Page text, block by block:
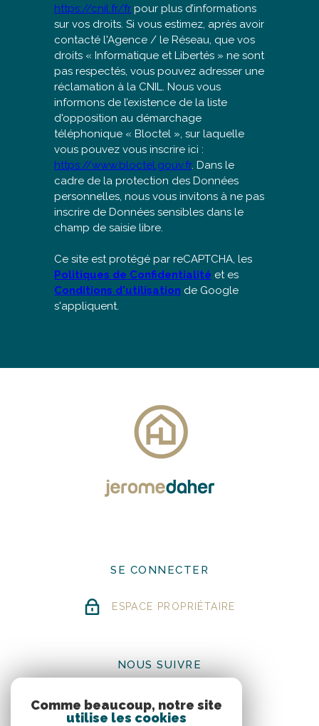
https://cnil.fr/fr pour plus d’informations
sur vos droits. Si vous estimez, après avoir
contacté l'Agence / le Réseau, que vos
droits « Informatique et Libertés » ne sont
pas respectés, vous pouvez adresser une
réclamation à la CNIL. Nous vous
informons de l’existence de la liste
d'opposition au démarchage
téléphonique « Bloctel », sur laquelle
vous pouvez vous inscrire ici :
https://www.bloctel.gouv.fr. Dans le
cadre de la protection des Données
personnelles, nous vous invitons à ne pas
inscrire de Données sensibles dans le
champ de saisie libre.
Ce site est protégé par reCAPTCHA, les
Politiques de Confidentialité et es
Conditions d'utilisation de Google
s'appliquent.
SE CONNECTER
ESPACE PROPRIÉTAIRE
NOUS SUIVRE
Comme beaucoup, notre site
utilise les cookies